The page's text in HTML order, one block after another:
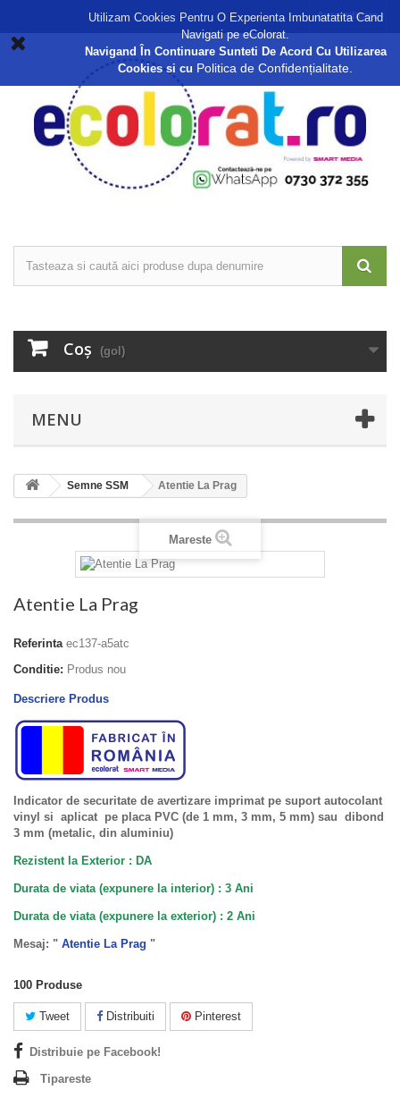
Autentificare
Coş (gol)
MENU
Semne SSM Atentie La Prag
Mareste
Atentie La Prag
Referinta ec137-a5atc
Conditie: Produs nou
Descriere Produs
Indicator de securitate de avertizare imprimat pe suport autocolant
vinyl si aplicat pe placa PVC (de 1 mm, 3 mm, 5 mm) sau dibond
3 mm (metalic, din aluminiu)
Rezistent la Exterior : DA
Durata de viata (expunere la interior) : 3 Ani
Durata de viata (expunere la exterior) : 2 Ani
Mesaj: " Atentie La Prag "
100 Produse
Tweet Distribuiti Pinterest
Distribuie pe Facebook!
Tipareste
Utilizam Cookies Pentru O Experienta Imbunatatita Cand
Navigati pe eColorat.
Navigand În Continuare Sunteti De Acord Cu Utilizarea
Cookies si cu Politica de Confidențialitate.